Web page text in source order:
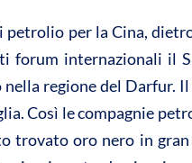
per la Cina,
internazionali il
regione del Darfur. Il
Così le compagnie
trovato oro nero in